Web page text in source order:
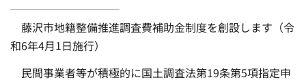
藤沢市地籍整備推進調査費補助金制度を創設します（令
和6年4月1日施行）
民間事業者等が積極的に国土調査法第19条第5項指定申